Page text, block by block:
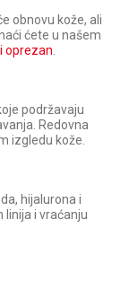
obnovu kože, ali
ćete u našem
oprezan
podržavaju
Redovna
izgledu kože.
hijalurona i
linija i vraćanju